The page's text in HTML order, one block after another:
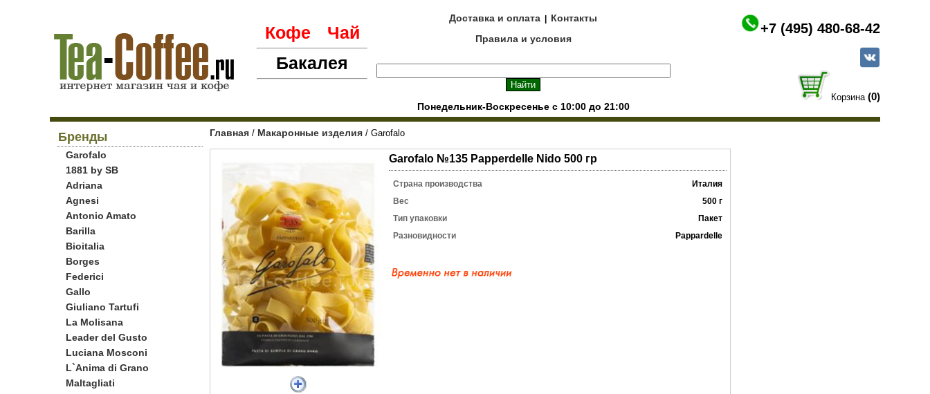
Кофе
Чай
Бакалея
Доставка и оплата
Контакты
Правила и условия
Понедельник-Воскресенье с 10:00 до 21:00
+7 (495) 480-68-42
Корзина (0)
Бренды
Garofalo
1881 by SB
Adriana
Agnesi
Antonio Amato
Barilla
Bioitalia
Borges
Federici
Gallo
Giuliano Tartufi
La Molisana
Leader del Gusto
Luciana Mosconi
L`Anima di Grano
Maltagliati
Главная / Макаронные изделия / Garofalo
Garofalo №135 Papperdelle Nido 500 гр
Страна производства
Италия
Вес
500 г
Тип упаковки
Пакет
Разновидности
Pappardelle